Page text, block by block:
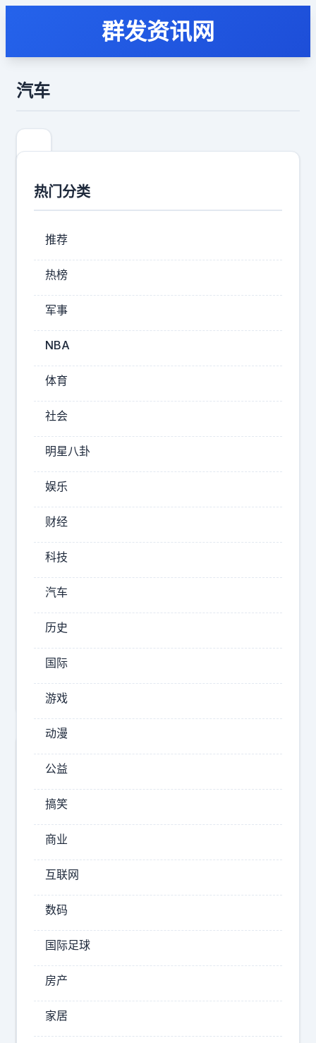
群发资讯网
汽车
你
觉
2026-
08
幻
聊
车
你
觉
得
能
对
最
近
了
台
热门分类
推荐
热榜
军事
NBA
体育
社会
明星八卦
娱乐
财经
科技
汽车
历史
国际
游戏
动漫
公益
搞笑
商业
互联网
数码
国际足球
房产
家居